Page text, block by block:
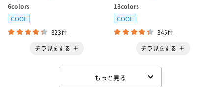
6colors
COOL
323件
チラ見をする
13colors
COOL
345件
チラ見をする
もっと見る